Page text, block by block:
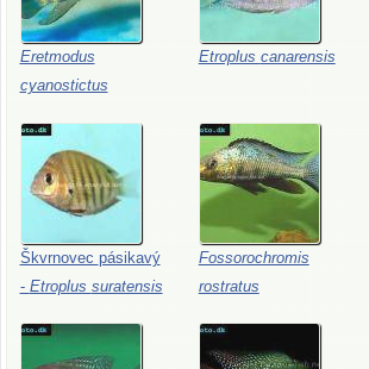
Eretmodus
cyanostictus
Etroplus canarensis
Škvrnovec pásikavý
- Etroplus suratensis
Fossorochromis
rostratus